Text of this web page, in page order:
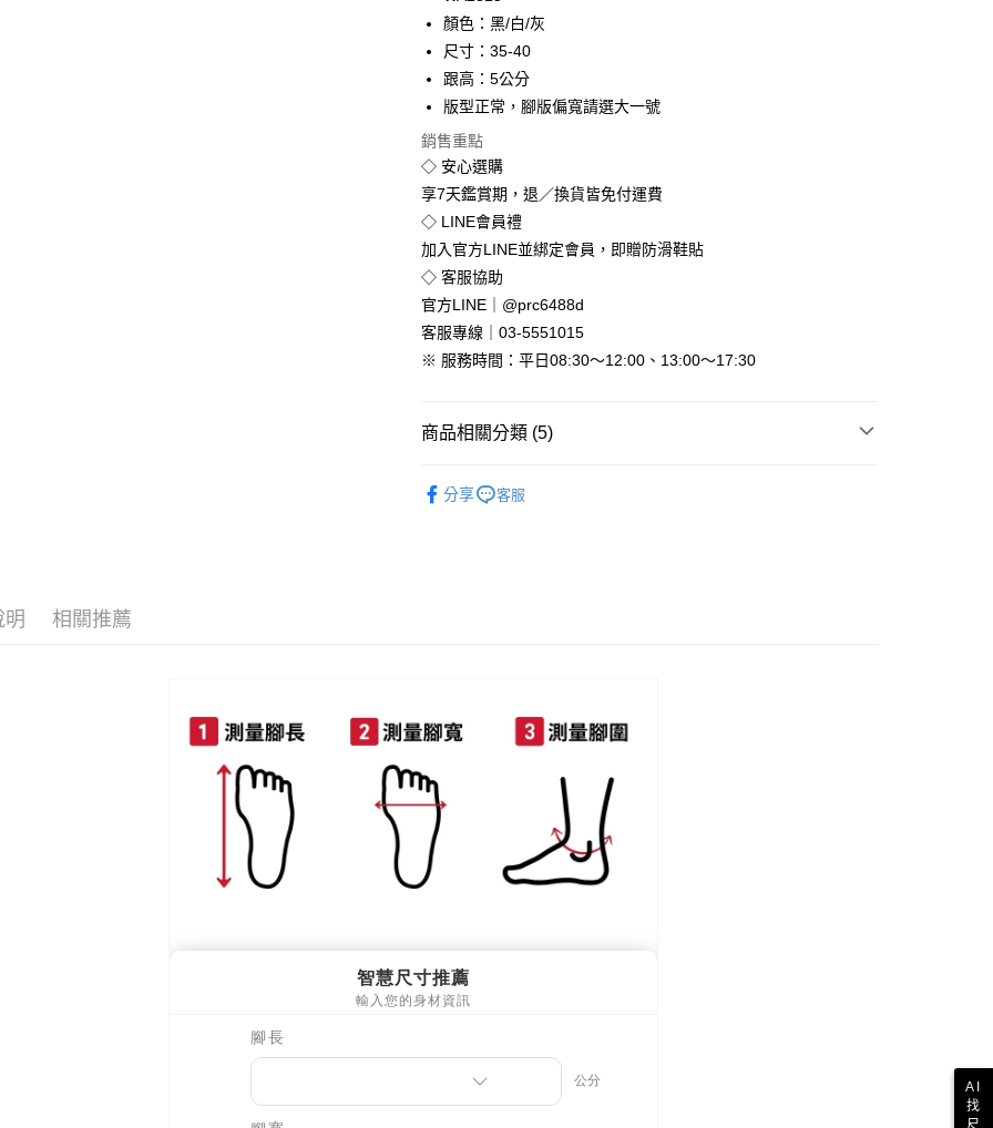
Apple Pay
街口支付
悠遊付
Google Pay
全盈+PAY
運送方式
全家付款取貨
免運費
【宇迅國際】限一般住址，不支援智能櫃
顏色：黑/白/灰
尺寸：35-40
跟高：5公分
版型正常，腳版偏寬請選大一號
銷售重點
◇ 安心選購
享7天鑑賞期，退／換貨皆免付運費
◇ LINE會員禮
加入官方LINE並綁定會員，即贈防滑鞋貼
◇ 客服協助
官方LINE｜@prc6488d
客服專線｜03-5551015
※ 服務時間：平日08:30～12:00、13:00～17:30
商品相關分類 (5)
分享 客服
明 相關推薦
AI
找
尺